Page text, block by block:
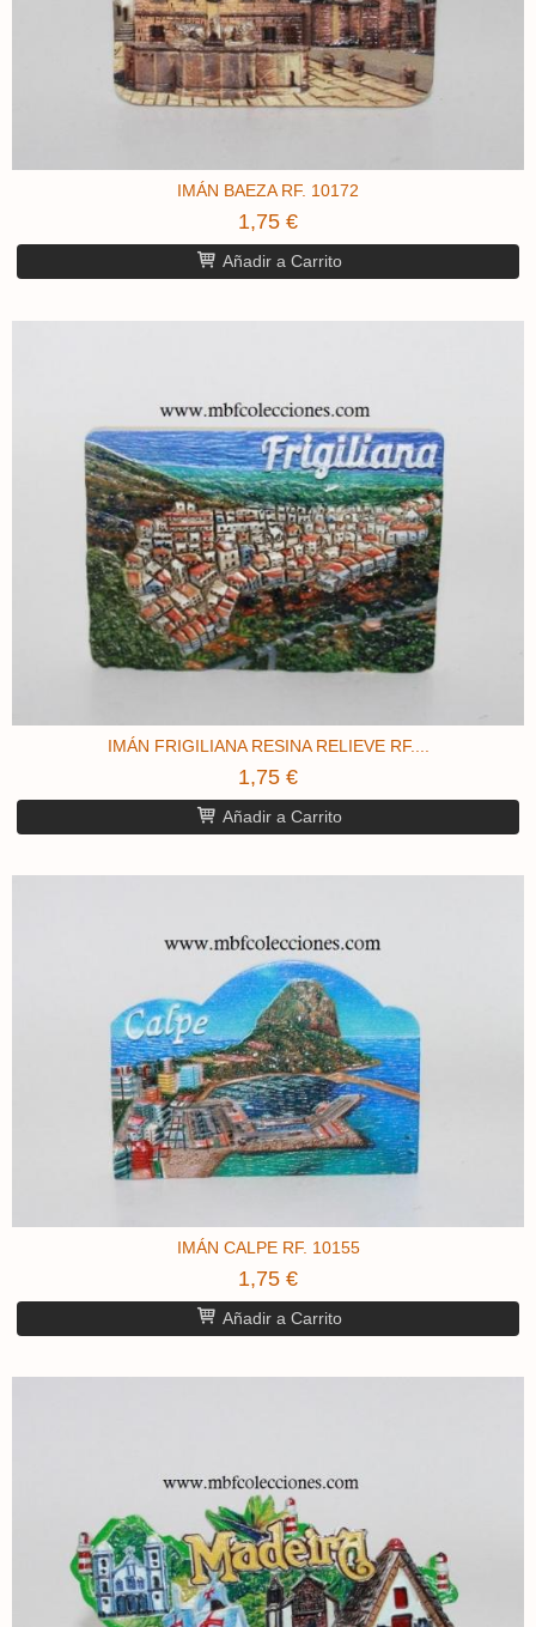
IMÁN BAEZA RF. 10172
1,75 €
Añadir a Carrito
IMÁN FRIGILIANA RESINA RELIEVE ​RF....
1,75 €
Añadir a Carrito
IMÁN CALPE ​RF. 10155
1,75 €
Añadir a Carrito